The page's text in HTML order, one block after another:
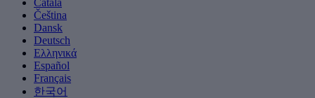
Čeština
Dansk
Deutsch
Ελληνικά
Español
Français
한국어